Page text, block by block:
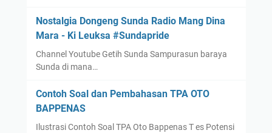
Nostalgia Dongeng Sunda Radio Mang Dina
Mara - Ki Leuksa #Sundapride
Channel Youtube Getih Sunda Sampurasun baraya
Sunda di mana…
Contoh Soal dan Pembahasan TPA OTO
BAPPENAS
Ilustrasi Contoh Soal TPA Oto Bappenas T es Potensi